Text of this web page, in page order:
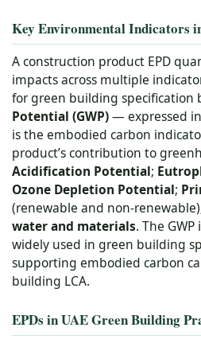
Key Environmental Indicators
A construction product EPD
impacts across multiple
for green building specification
Potential (GWP)— expressed
is the embodied carbon
product’s contribution to
Acidification Potential;
Ozone Depletion Potential;
(renewable and non-
water and materials. The
widely used in green building
supporting embodied carbon
building LCA.
EPDs in UAE Green Building